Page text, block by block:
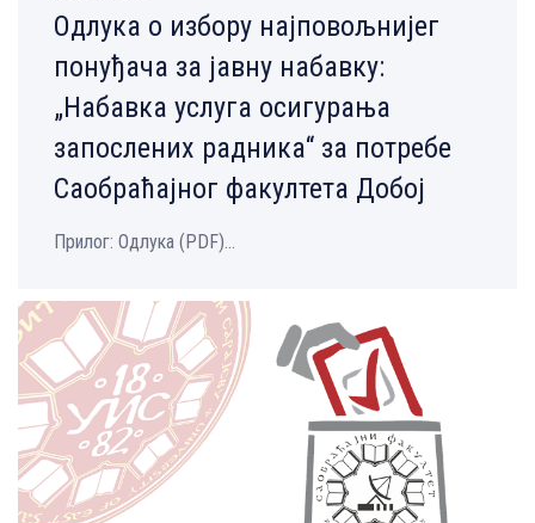
Одлукa о избору најповољнијег
понуђача за јавну набавку:
„Набавка услуга осигурања
запослених радника“ за потребе
Саобраћајног факултета Добој
Прилог: Одлука (PDF)...